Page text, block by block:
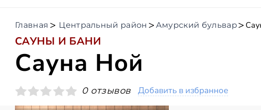
Главная Центральный район Амурский бульвар
САУНЫ И БАНИ
Сауна Ной
0 отзывов Добавить в избранное